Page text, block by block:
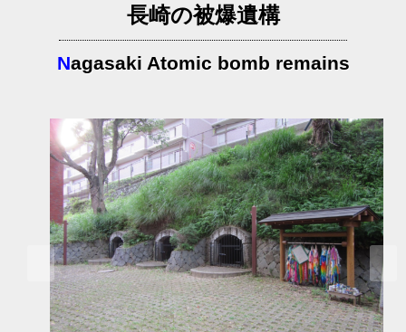
長崎の被爆遺構
Nagasaki Atomic bomb remains
PREVIOUS